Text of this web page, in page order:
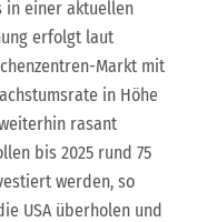
in einer aktuellen
erfolgt laut
Markt mit
in Höhe
rasant
bis 2025 rund 75
werden, so
USA überholen und